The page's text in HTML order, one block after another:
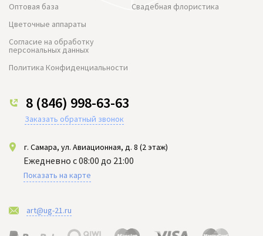
Оптовая база
Цветочные аппараты
Согласие на обработку
персональных данных
Политика Конфиденциальности
Свадебная флористика
8 (846) 998-63-63
Заказать обратный звонок
г. Самара, ул. Авиационная, д. 8 (2 этаж)
Ежедневно с 08:00 до 21:00
Показать на карте
art@ug-21.ru